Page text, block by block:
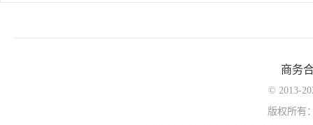
商务
© 2013-
版权所有